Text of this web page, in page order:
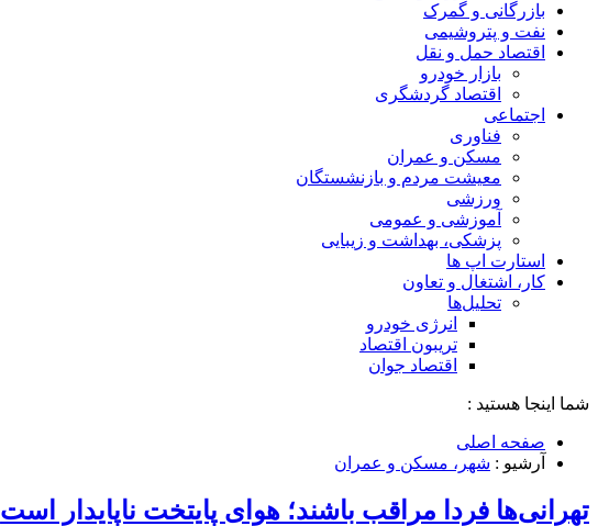
بازرگانی و گمرک
نفت و پتروشیمی
اقتصاد حمل و نقل
بازار خودرو
اقتصاد گردشگری
اجتماعی
فناوری
مسکن و عمران
معیشت مردم و بازنشستگان
ورزشی
آموزشی و عمومی
پزشکی، بهداشت و زیبایی
استارت اپ ها
کار، اشتغال و تعاون
تحلیل‌ها
انرژی خودرو
تریبون اقتصاد
اقتصاد جوان
شما اینجا هستید :
صفحه اصلی
آرشیو : شهر، مسکن و عمران
تهرانی‌ها فردا مراقب باشند؛ هوای پایتخت ناپایدار است